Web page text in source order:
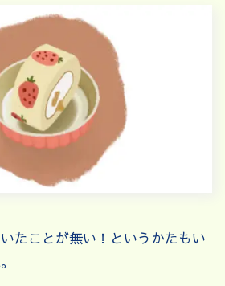
たことが無い！というかたもい